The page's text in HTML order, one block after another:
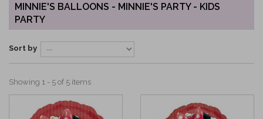
MINNIE'S BALLOONS - MINNIE'S PARTY - KIDS
PARTY
Sort by
Showing 1 - 5 of 5 items